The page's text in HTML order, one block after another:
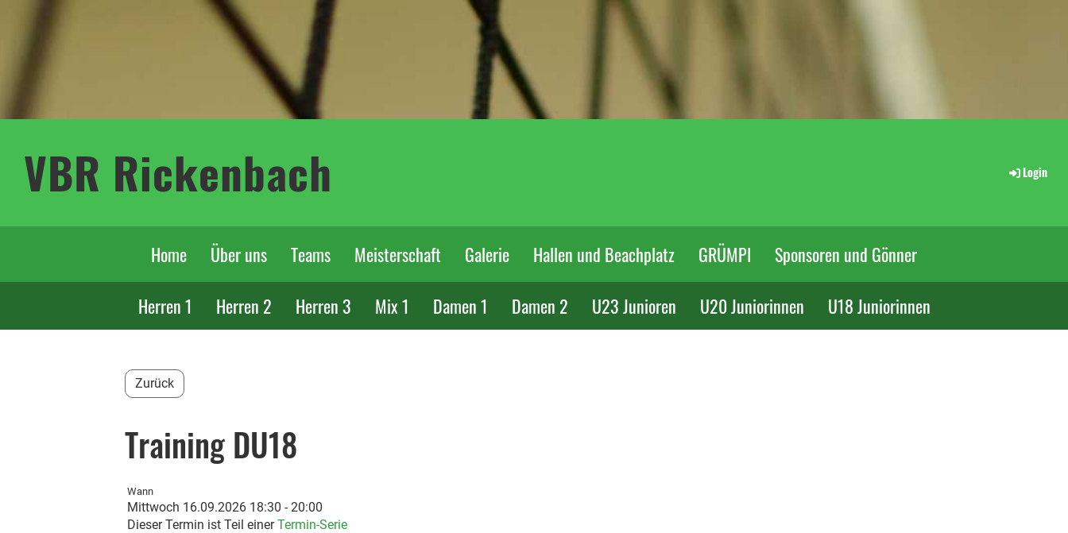
VBR Rickenbach Login
Home Über uns Teams Meisterschaft Galerie Hallen und Beachplatz GRÜMPI Sponsoren und Gönner
Herren 1 Herren 2 Herren 3 Mix 1 Damen 1 Damen 2 U23 Junioren U20 Juniorinnen U18 Juniorinnen
Zurück
Training DU18
Wann
Mittwoch 16.09.2026 18:30 - 20:00
Dieser Termin ist Teil einerTermin-Serie